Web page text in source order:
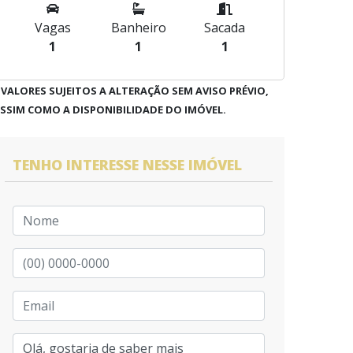
Vagas
1
Banheiro
1
Sacada
1
SUJEITOS A ALTERAÇÃO SEM AVISO PRÉVIO,
COMO A DISPONIBILIDADE DO IMÓVEL.
TENHO INTERESSE NESSE IMÓVEL